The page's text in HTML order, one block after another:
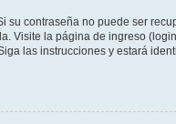
su contraseña no puede ser
Visite la página de ingreso
las instrucciones y estará